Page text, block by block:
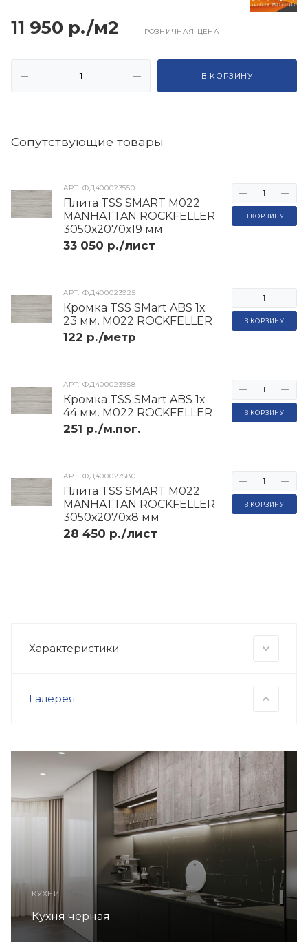
11 950 р./м2 — РОЗНИЧНАЯ ЦЕНА
В КОРЗИНУ
Cопутствующие товары
АРТ.ФД400023580
Плита TSS SMART M022
MANHATTAN ROCKFELLER
3050х2070х8 мм
28 450 р./лист
В КОРЗИНУ
АРТ.ФД400023958
Кромка TSS SMart ABS 1х
44 мм. M022 ROCKFELLER
251 р./м.пог.
В КОРЗИНУ
АРТ.ФД400023925
Кромка TSS SMart ABS 1х
23 мм. M022 ROCKFELLER
122 р./метр
В КОРЗИНУ
АРТ.ФД400023550
Плита TSS SMART M022
MANHATTAN ROCKFELLER
3050х2070х19 мм
33 050 р./лист
В КОРЗИНУ
Характеристики
Галерея
КУХНИ
Кухня черная